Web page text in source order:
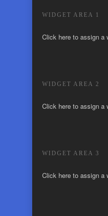
WIDGET AREA 1
Click here to assign a
WIDGET AREA 2
Click here to assign a
WIDGET AREA 3
Click here to assign a